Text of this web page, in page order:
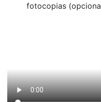
fotocopias